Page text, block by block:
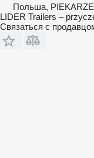
Польша,
LIDER Trailers –
Связаться с